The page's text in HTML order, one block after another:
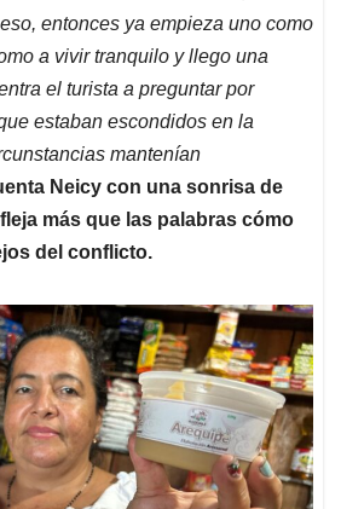
entonces ya empieza uno como
a vivir tranquilo y llego una
el turista a preguntar por
estaban escondidos en la
mantenían
Neicy con una sonrisa de
más que las palabras cómo
del conflicto.